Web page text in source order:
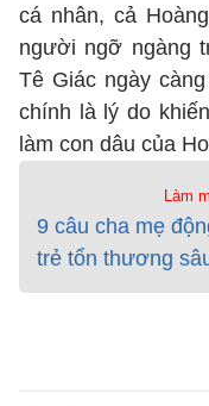
cá nhân, cả
người ngỡ ngàng
Tê Giác ngày
chính là lý do
làm con dâu của
Làm
9 câu cha mẹ
trẻ tổn thương